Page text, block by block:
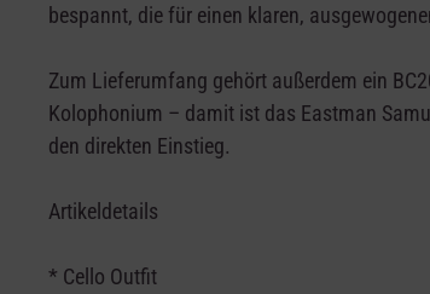
bespannt, die für einen klaren,
Zum Lieferumfang gehört außerdem ein
Kolophonium – damit ist das Eastman
den direkten Einstieg.
Artikeldetails
* Cello Outfit